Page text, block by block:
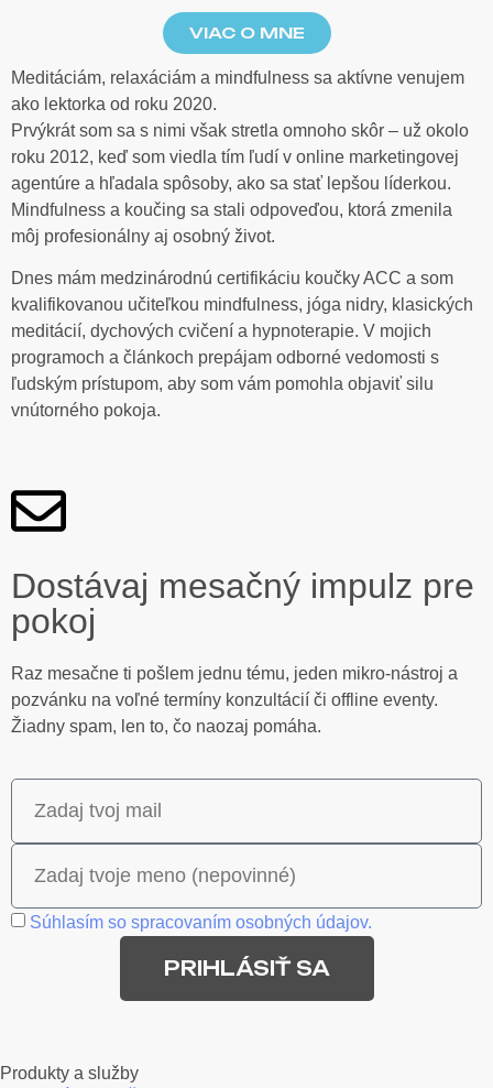
VIAC O MNE
Meditáciám, relaxáciám a mindfulness sa aktívne venujem
ako lektorka od roku 2020.
Prvýkrát som sa s nimi však stretla omnoho skôr – už okolo
roku 2012, keď som viedla tím ľudí v online marketingovej
agentúre a hľadala spôsoby, ako sa stať lepšou líderkou.
Mindfulness a koučing sa stali odpoveďou, ktorá zmenila
môj profesionálny aj osobný život.
Dnes mám medzinárodnú certifikáciu koučky ACC a som
kvalifikovanou učiteľkou mindfulness, jóga nidry, klasických
meditácií, dychových cvičení a hypnoterapie. V mojich
programoch a článkoch prepájam odborné vedomosti s
ľudským prístupom, aby som vám pomohla objaviť silu
vnútorného pokoja.
Dostávaj mesačný impulz pre
pokoj
Raz mesačne ti pošlem jednu tému, jeden mikro-nástroj a
pozvánku na voľné termíny konzultácií či offline eventy.
Žiadny spam, len to, čo naozaj pomáha.
Súhlasím so spracovaním osobných údajov.
PRIHLÁSIŤ SA
Produkty a služby